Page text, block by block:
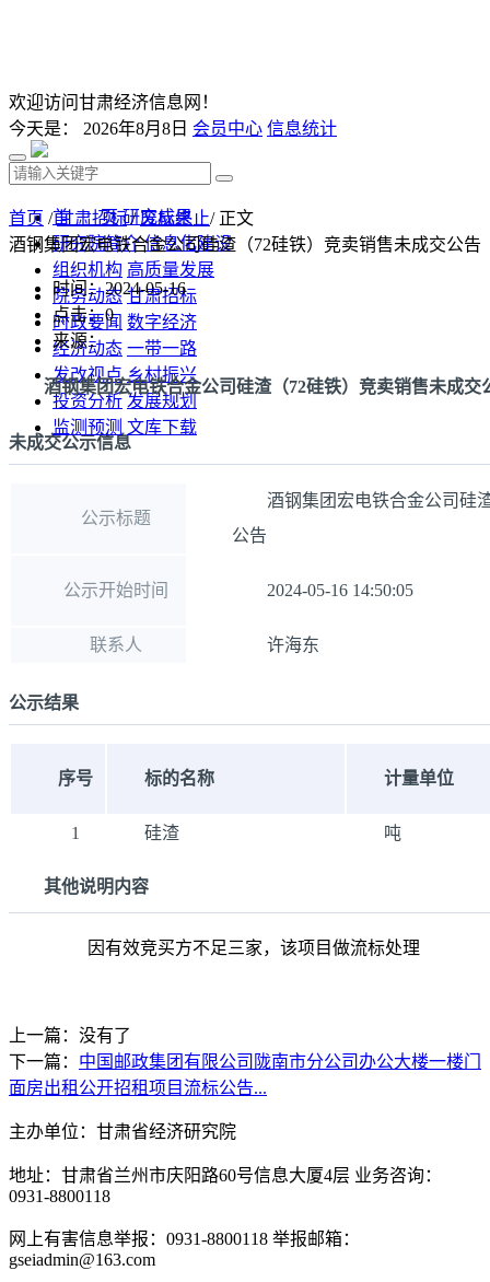
欢迎访问甘肃经济信息网！
今天是： 2026年8月8日 会员中心 信息统计
首 页 研究成果
研究院简介 信息化建设
组织机构 高质量发展
院务动态 甘肃招标
时政要闻 数字经济
经济动态 一带一路
发改视点 乡村振兴
投资分析 发展规划
监测预测 文库下载
首页 /甘肃招标/废标终止/ 正文
酒钢集团宏电铁合金公司硅渣（72硅铁）竞卖销售未成交公告
时间：2024-05-16
点击：0
来源：
酒钢集团宏电铁合金公司硅渣（72硅铁）竞卖销售未成交
未成交公示信息
公示标题
酒钢集团宏电铁合金公司硅
公告
公示开始时间 2024-05-16 14:50:05
联系人 许海东
公示结果
序号 标的名称 计量单位
1 硅渣 吨
其他说明内容
因有效竞买方不足三家，该项目做流标处理
上一篇：没有了
下一篇： 中国邮政集团有限公司陇南市分公司办公大楼一楼门
面房出租公开招租项目流标公告...
主办单位：甘肃省经济研究院
地址：甘肃省兰州市庆阳路60号信息大厦4层 业务咨询：
0931-8800118
网上有害信息举报：0931-8800118 举报邮箱：
gseiadmin@163.com